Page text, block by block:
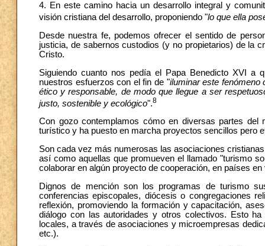
4. En este camino hacia un desarrollo integral y
visión cristiana del desarrollo, proponiendo "lo que ella
Desde nuestra fe, podemos ofrecer el sentido de
justicia, de sabernos custodios (y no propietarios) de la
Cristo.
Siguiendo cuanto nos pedía el Papa Benedicto XVI a
nuestros esfuerzos con el fin de "iluminar este fenómeno
ético y responsable, de modo que llegue a ser
justo, sostenible y ecológico".8
Con gozo contemplamos cómo en diversas partes del
turístico y ha puesto en marcha proyectos sencillos pero
Son cada vez más numerosas las asociaciones
así como aquellas que promueven el llamado "turismo
colaborar en algún proyecto de cooperación, en países
Dignos de mención son los programas de turismo
conferencias episcopales, diócesis o congregaciones
reflexión, promoviendo la formación y capacitación,
diálogo con las autoridades y otros colectivos. Esto
locales, a través de asociaciones y microempresas
etc.).